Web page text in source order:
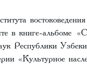
в книге-альбоме
Республики
«Культурное